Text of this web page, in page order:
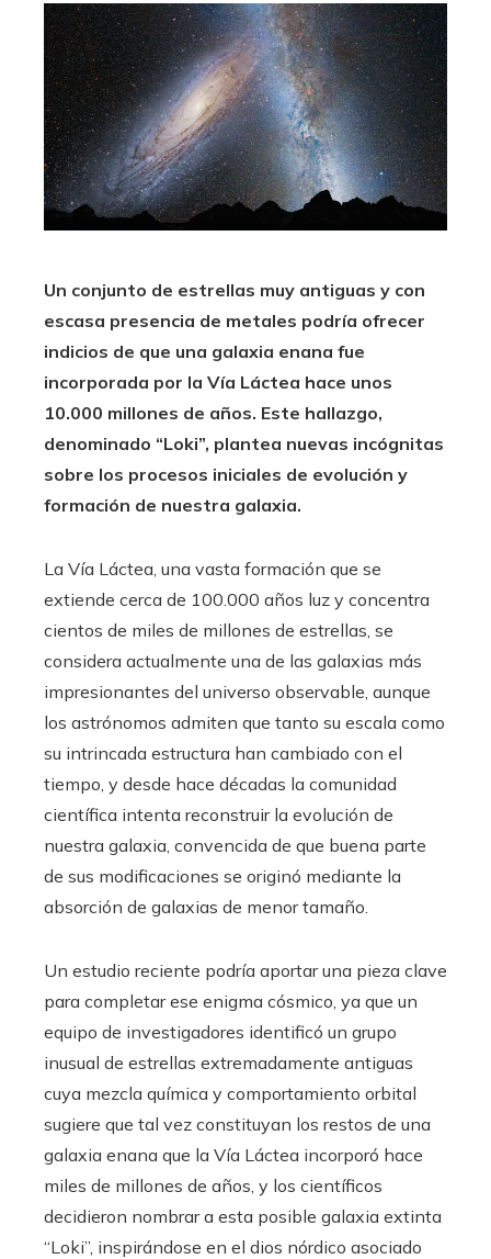
Un conjunto de estrellas muy antiguas y con
escasa presencia de metales podría ofrecer
indicios de que una galaxia enana fue
incorporada por la Vía Láctea hace unos
10.000 millones de años. Este hallazgo,
denominado “Loki”, plantea nuevas incógnitas
sobre los procesos iniciales de evolución y
formación de nuestra galaxia.
La Vía Láctea, una vasta formación que se
extiende cerca de 100.000 años luz y concentra
cientos de miles de millones de estrellas, se
considera actualmente una de las galaxias más
impresionantes del universo observable, aunque
los astrónomos admiten que tanto su escala como
su intrincada estructura han cambiado con el
tiempo, y desde hace décadas la comunidad
científica intenta reconstruir la evolución de
nuestra galaxia, convencida de que buena parte
de sus modificaciones se originó mediante la
absorción de galaxias de menor tamaño.
Un estudio reciente podría aportar una pieza clave
para completar ese enigma cósmico, ya que un
equipo de investigadores identificó un grupo
inusual de estrellas extremadamente antiguas
cuya mezcla química y comportamiento orbital
sugiere que tal vez constituyan los restos de una
galaxia enana que la Vía Láctea incorporó hace
miles de millones de años, y los científicos
decidieron nombrar a esta posible galaxia extinta
“Loki”, inspirándose en el dios nórdico asociado